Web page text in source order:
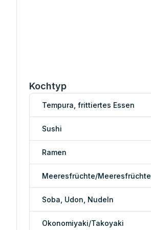
Kochtyp
Tempura, frittiertes Essen
Sushi
Ramen
Meeresfrüchte/Meeresfrüchte
Soba, Udon, Nudeln
Okonomiyaki/Takoyaki